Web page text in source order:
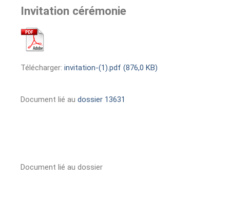
Invitation cérémonie
Télécharger: invitation-(1).pdf (876,0 KB)
Document lié au dossier 13631
Document lié au dossier